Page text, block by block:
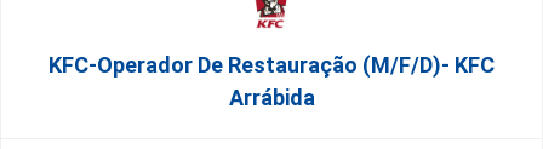
KFC-Operador De Restauração (m/f/d)- KFC
Arrábida